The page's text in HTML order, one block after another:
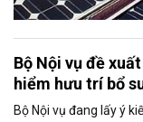
Bộ Nội vụ đề
hiểm hưu trí bổ
Bộ Nội vụ đang lấy ý